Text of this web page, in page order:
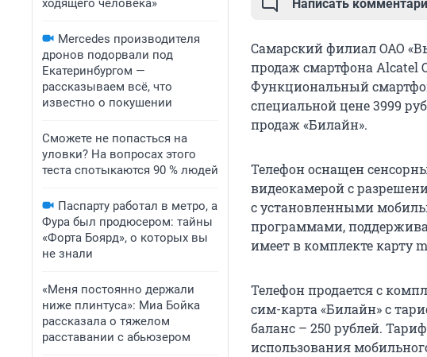
ходящего человека»
Mercedes производителя
дронов подорвали под
Екатеринбургом —
рассказываем всё, что
известно о покушении
Сможете не попасться на
уловки? На вопросах этого
теста спотыкаются 90 % людей
Паспарту работал в метро, а
Фура был продюсером: тайны
«Форта Боярд», о которых вы
не знали
«Меня постоянно держали
ниже плинтуса»: Миа Бойка
рассказала о тяжелом
расставании с абьюзером
Написать
Самарский филиал ОАО
продаж смартфона Alcatel
Функциональный
специальной цене 3999
продаж «Билайн».
Телефон оснащен
видеокамерой с
с установленными
программами,
имеет в комплекте карту
Телефон продается с
сим-карта «Билайн» с
баланс – 250 рублей.
использования